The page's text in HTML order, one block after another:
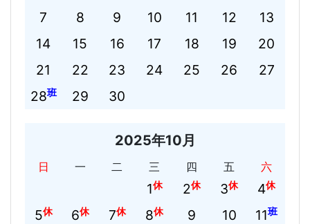
7
8 9 10 11 12
13
14
15 16 17 18 19
20
21
22 23 24 25 26
27
28班 29 30
2025年10月
日 一 二 三 四 五 六
1休 2休 3休 4休
5休 6休 7休 8休 9 10 11班